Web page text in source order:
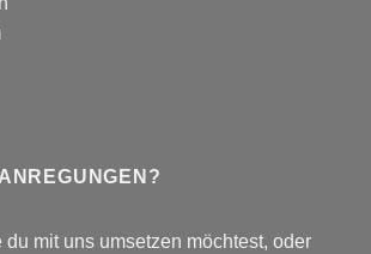
du mit uns umsetzen möchtest, oder